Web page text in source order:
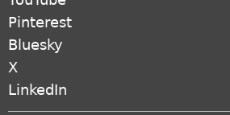
Pinterest
Bluesky
X
LinkedIn